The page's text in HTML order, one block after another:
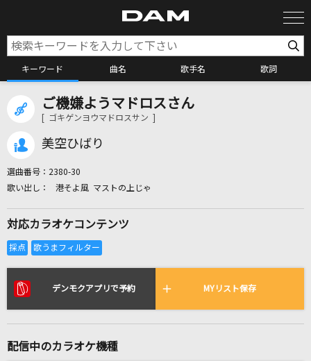
キーワード 曲名 歌手名 歌詞
カラオケ検索
リアルタイムで歌われている曲の一覧
ご機嫌ようマドロスさん
[ ゴキゲンヨウマドロスサン ]
美空ひばり
選曲番号： 2380-30
港そよ風 マストの上じゃ
対応カラオケコンテンツ
デンモクアプリで予約 MYリスト保存
配信中のカラオケ機種